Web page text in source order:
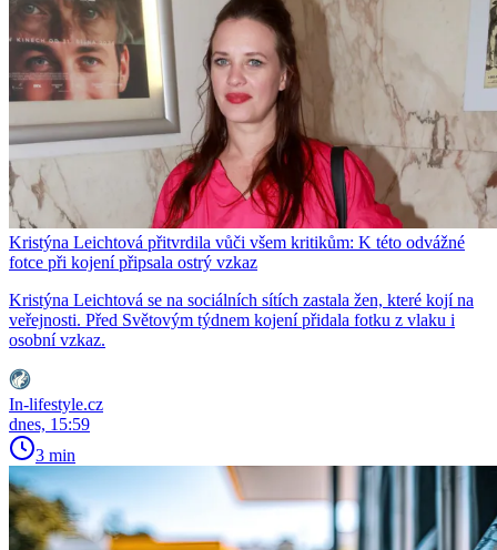
Kristýna Leichtová přitvrdila vůči všem kritikům: K této odvážné
fotce při kojení připsala ostrý vzkaz
Kristýna Leichtová se na sociálních sítích zastala žen, které kojí na
veřejnosti. Před Světovým týdnem kojení přidala fotku z vlaku i
osobní vzkaz.
In-lifestyle.cz
dnes, 15:59
3 min